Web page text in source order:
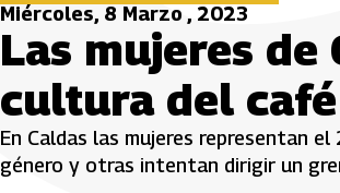
Miércoles, 8 Marzo , 2023
Las mujeres
cultura del café
En Caldas las mujeres representan
género y otras intentan dirigir un